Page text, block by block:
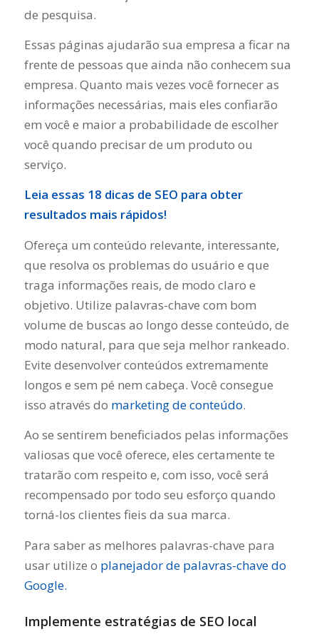
de pesquisa.
Essas páginas ajudarão sua empresa a ficar na
frente de pessoas que ainda não conhecem sua
empresa. Quanto mais vezes você fornecer as
informações necessárias, mais eles confiarão
em você e maior a probabilidade de escolher
você quando precisar de um produto ou
serviço.
Leia essas 18 dicas de SEO para obter
resultados mais rápidos!
Ofereça um conteúdo relevante, interessante,
que resolva os problemas do usuário e que
traga informações reais, de modo claro e
objetivo. Utilize palavras-chave com bom
volume de buscas ao longo desse conteúdo, de
modo natural, para que seja melhor rankeado.
Evite desenvolver conteúdos extremamente
longos e sem pé nem cabeça. Você consegue
isso através do marketing de conteúdo.
Ao se sentirem beneficiados pelas informações
valiosas que você oferece, eles certamente te
tratarão com respeito e, com isso, você será
recompensado por todo seu esforço quando
torná-los clientes fieis da sua marca.
Para saber as melhores palavras-chave para
usar utilize o planejador de palavras-chave do
Google.
Implemente estratégias de SEO local